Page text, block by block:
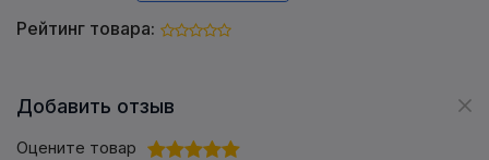
Рейтинг товара:
Добавить отзыв
Оцените товар